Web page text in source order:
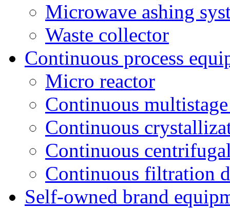
Microwave ashing
Waste collector
Continuous process
Micro reactor
Continuous
Continuous
Continuous
Continuous filtration
Self-owned brand